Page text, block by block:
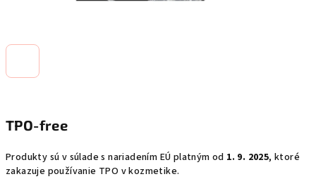
TPO-free
Produkty sú v súlade s nariadením EÚ platným od 1. 9. 2025, ktoré
zakazuje používanie TPO v kozmetike.